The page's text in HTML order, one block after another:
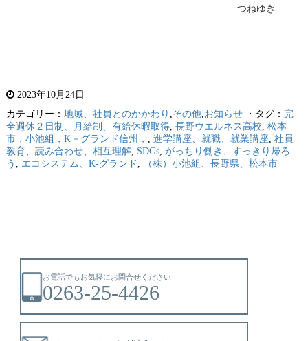
つねゆき
2023年10月24日
カテゴリー： 地域、社員とのかかわり その他, お知らせ・タグ： 完
全週休２日制、月給制、有給休暇取得, 長野ウエルネス高校 松本
市，小池組，K－グランド信州，
進学講座、就職、就業講座 社員
教育、読み合わせ、相互理解, SDGs, がっちり働き、すっきり帰ろ
う
エコシステム、K-グランド （株）小池組、長野県、松本市
お電話でもお気軽にお問合せください
0263-25-4426